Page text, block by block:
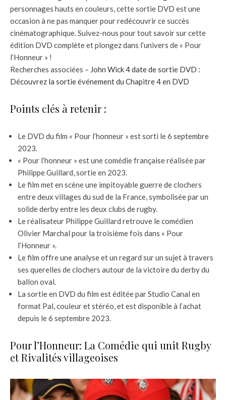
personnages hauts en couleurs, cette sortie DVD est une
occasion à ne pas manquer pour redécouvrir ce succès
cinématographique. Suivez-nous pour tout savoir sur cette
édition DVD complète et plongez dans l’univers de « Pour
l’Honneur » !
Recherches associées – John Wick 4 date de sortie DVD :
Découvrez la sortie événement du Chapitre 4 en DVD
Points clés à retenir :
Le DVD du film « Pour l’honneur » est sorti le 6 septembre
2023.
« Pour l’honneur » est une comédie française réalisée par
Philippe Guillard, sortie en 2023.
Le film met en scène une impitoyable guerre de clochers
entre deux villages du sud de la France, symbolisée par un
solide derby entre les deux clubs de rugby.
Le réalisateur Philippe Guillard retrouve le comédien
Olivier Marchal pour la troisième fois dans « Pour
l’Honneur ».
Le film offre une analyse et un regard sur un sujet à travers
ses querelles de clochers autour de la victoire du derby du
ballon oval.
La sortie en DVD du film est éditée par Studio Canal en
format Pal, couleur et stéréo, et est disponible à l’achat
depuis le 6 septembre 2023.
Pour l’Honneur: La Comédie qui unit Rugby
et Rivalités villageoises